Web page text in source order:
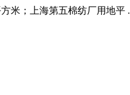
米；上海第五棉纺厂用地平 .